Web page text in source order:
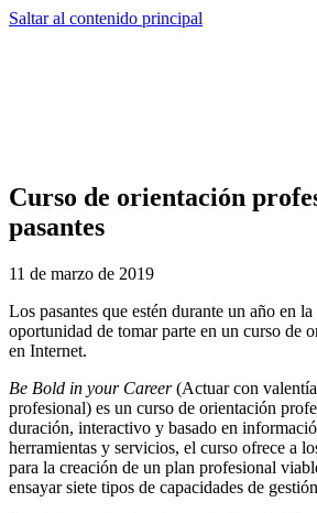
Saltar al contenido principal
Curso de orientación
pasantes
11 de marzo de 2019
Los pasantes que estén durante un año en
oportunidad de tomar parte en un curso de
en Internet.
Be Bold in your Career(Actuar con valentía
profesional) es un curso de orientación
duración, interactivo y basado en
herramientas y servicios, el curso ofrece a
para la creación de un plan profesional
ensayar siete tipos de capacidades de